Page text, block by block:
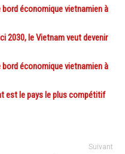
bord économique vietnamien à
2030, le Vietnam veut devenir
bord économique vietnamien à
est le pays le plus compétitif
Suivant